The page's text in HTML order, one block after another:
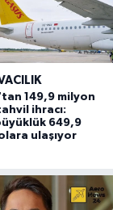
149,9 milyon
ihracı:
649,9
ulaşıyor